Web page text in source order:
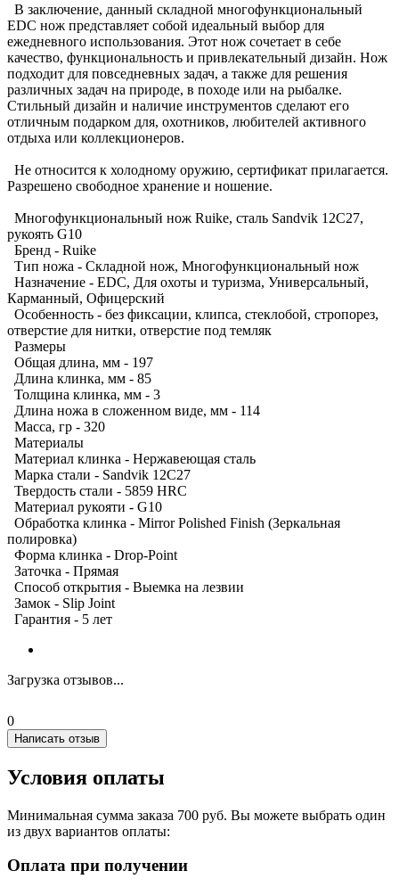
В заключение, данный складной многофункциональный
EDC нож представляет собой идеальный выбор для
ежедневного использования. Этот нож сочетает в себе
качество, функциональность и привлекательный дизайн. Нож
подходит для повседневных задач, а также для решения
различных задач на природе, в походе или на рыбалке.
Стильный дизайн и наличие инструментов сделают его
отличным подарком для, охотников, любителей активного
отдыха или коллекционеров.
Не относится к холодному оружию, сертификат прилагается.
Разрешено свободное хранение и ношение.
Многофункциональный нож Ruike, сталь Sandvik 12C27,
рукоять G10
Бренд - Ruike
Тип ножа - Складной нож, Многофункциональный нож
Назначение - EDC, Для охоты и туризма, Универсальный,
Карманный, Офицерский
Особенность - без фиксации, клипса, стеклобой, стропорез,
отверстие для нитки, отверстие под темляк
Размеры
Общая длина, мм - 197
Длина клинка, мм - 85
Толщина клинка, мм - 3
Длина ножа в сложенном виде, мм - 114
Масса, гр - 320
Материалы
Материал клинка - Нержавеющая сталь
Марка стали - Sandvik 12C27
Твердость стали - 5859 HRC
Материал рукояти - G10
Обработка клинка - Mirror Polished Finish (Зеркальная
полировка)
Форма клинка - Drop-Point
Заточка - Прямая
Способ открытия - Выемка на лезвии
Замок - Slip Joint
Гарантия - 5 лет
Загрузка отзывов...
0
Написать отзыв
Условия оплаты
Минимальная сумма заказа 700 руб. Вы можете выбрать один
из двух вариантов оплаты:
Оплата при получении